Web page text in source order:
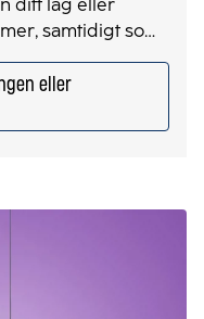
ditt lag eller
samtidigt som
för de ni
pengar till ert lag
eller